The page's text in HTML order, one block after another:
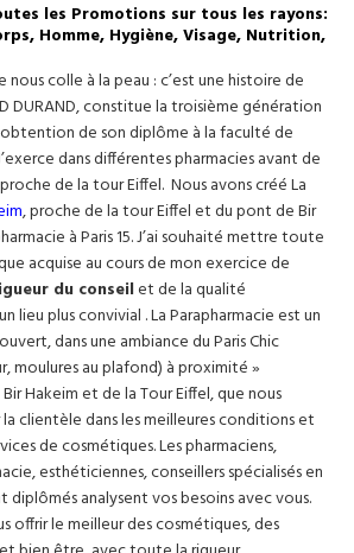
les Promotions sur tous les rayons:
Homme, Hygiène, Visage, Nutrition,
colle à la peau : c’est une histoire de
DURAND, constitue la troisième génération
de son diplôme à la faculté de
dans différentes pharmacies avant de
de la tour Eiffel. Nous avons créé La
, proche de la tourEiffelet du pont de Bir
à Paris 15. J’ai souhaité mettre toute
acquise au cours de mon exercice de
du conseilet de la qualité
lieu plus convivial . La Parapharmacie est un
dans une ambiance du Paris Chic
moulures au plafond) à proximité »
Hakeim et de la Tour Eiffel, que nous
clientèle dans les meilleures conditions et
de cosmétiques. Les pharmaciens,
esthéticiennes, conseillers spécialisés en
analysent vos besoins avec vous.
offrir le meilleur des cosmétiques, des